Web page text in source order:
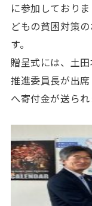
に参加しており
どもの貧困対策
す。
贈呈式には、土
推進委員長が出
へ寄付金が送られ